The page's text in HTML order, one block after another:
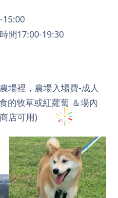
15:00
間17:00-19:30
場裡，農場入場費-成人
的牧草或紅蘿蔔 ＆場內
店可用)